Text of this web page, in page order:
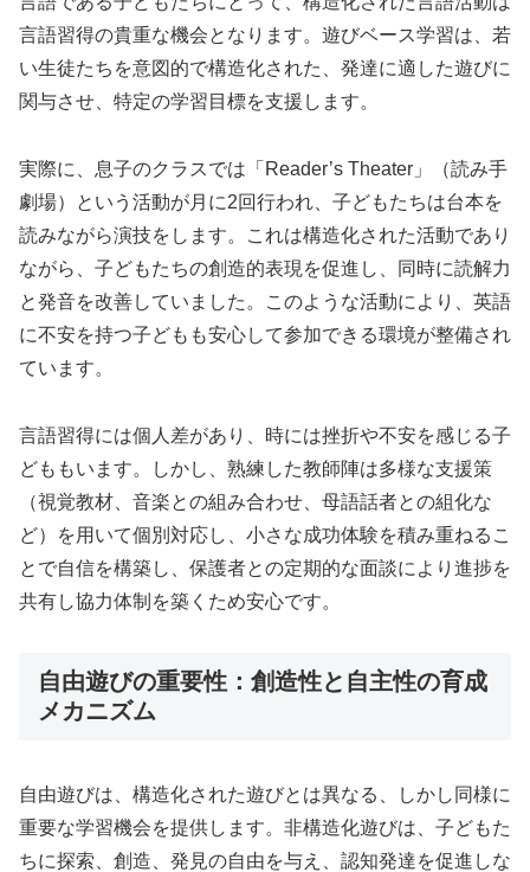
言語習得の貴重な機会となります。遊びベース学習は、若
い生徒たちを意図的で構造化された、発達に適した遊びに
関与させ、特定の学習目標を支援します。
実際に、息子のクラスでは「Reader’s Theater」（読み手
劇場）という活動が月に2回行われ、子どもたちは台本を
読みながら演技をします。これは構造化された活動であり
ながら、子どもたちの創造的表現を促進し、同時に読解力
と発音を改善していました。このような活動により、英語
に不安を持つ子どもも安心して参加できる環境が整備され
ています。
言語習得には個人差があり、時には挫折や不安を感じる子
どももいます。しかし、熟練した教師陣は多様な支援策
（視覚教材、音楽との組み合わせ、母語話者との組化な
ど）を用いて個別対応し、小さな成功体験を積み重ねるこ
とで自信を構築し、保護者との定期的な面談により進捗を
共有し協力体制を築くため安心です。
自由遊びの重要性：創造性と自主性の育成
メカニズム
自由遊びは、構造化された遊びとは異なる、しかし同様に
重要な学習機会を提供します。非構造化遊びは、子どもた
ちに探索、創造、発見の自由を与え、認知発達を促進しな